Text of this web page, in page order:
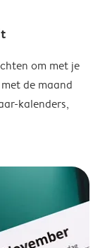
om met je
de maand
kalenders,